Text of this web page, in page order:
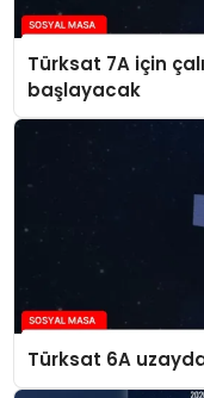
Türksat 7A için
başlayacak
Türksat 6A